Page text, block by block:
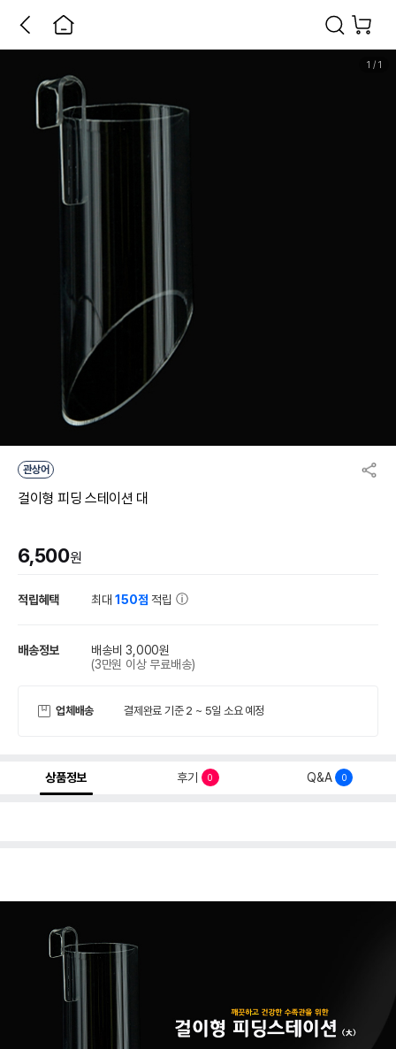
1 / 1
관상어
걸이형 피딩 스테이션 대
6,500원
적립혜택 최대150점 적립
배송정보
배송비 3,000원
(3만원 이상 무료배송)
업체배송 결제완료 기준 2 ~ 5일 소요 예정
상품정보 후기 0 Q&A 0